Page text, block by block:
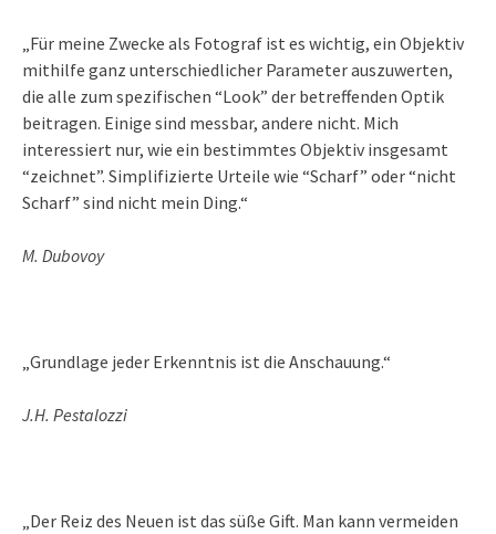
„Für meine Zwecke als Fotograf ist es wichtig, ein Objektiv
mithilfe ganz unterschiedlicher Parameter auszuwerten,
die alle zum spezifischen “Look” der betreffenden Optik
beitragen. Einige sind messbar, andere nicht. Mich
interessiert nur, wie ein bestimmtes Objektiv insgesamt
“zeichnet”. Simplifizierte Urteile wie “Scharf” oder “nicht
Scharf” sind nicht mein Ding.“
M. Dubovoy
„Grundlage jeder Erkenntnis ist die Anschauung.“
J.H. Pestalozzi
„Der Reiz des Neuen ist das süße Gift. Man kann vermeiden